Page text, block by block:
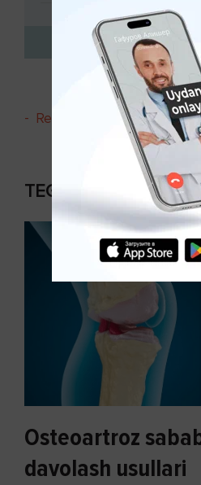
- Reyting va sharhlar
TEGISHLI
Osteoartroz
davolash usullari